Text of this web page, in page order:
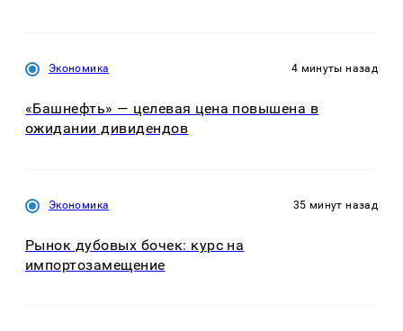
Экономика 4 минуты назад
«Башнефть» — целевая цена повышена в
ожидании дивидендов
Экономика 35 минут назад
Рынок дубовых бочек: курс на
импортозамещение